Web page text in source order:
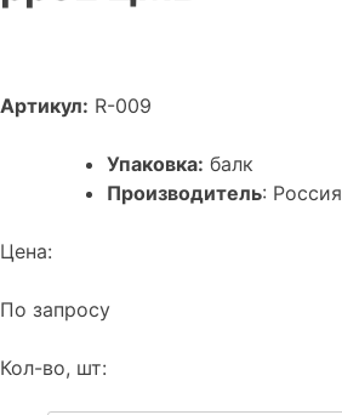
Артикул: R-009
Упаковка: балк
Производитель: Россия
Цена:
По запросу
Кол-во, шт: